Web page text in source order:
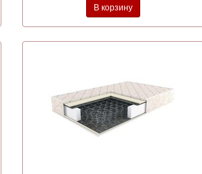
В корзину